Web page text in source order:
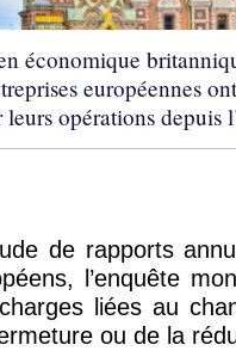
économique
européennes
leurs opérations
de rapports
l’enquête
liées au
ou de la